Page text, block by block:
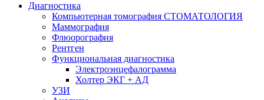
Диагностика
Компьютерная томография СТОМАТОЛОГИЯ
Маммография
Флюорография
Рентген
Функциональная диагностика
Электроэнцефалограмма
Холтер ЭКГ + АД
УЗИ